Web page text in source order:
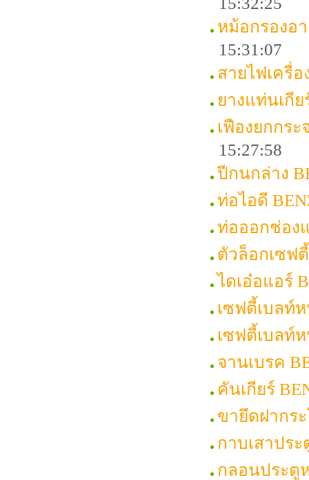
หม้อกรองอา
15:31:07
สายไฟเครื่อ
ยางแท่นเกีย
เฟืองยกกระ
15:27:58
ปีกนกล่าง
ท่อไอดี
ท่อออกช่อง
ตัวล็อกเซฟ
ไดเอ๋อแอร์
เซฟตี้เบลท์
เซฟตี้เบลท์
จานเบรค
คันเกียร์
ขายึดฝากร
กาบเสาปร
กลอนประตู